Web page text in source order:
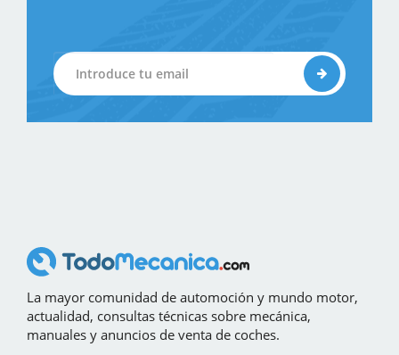
La mayor comunidad de automoción y mundo motor,
actualidad, consultas técnicas sobre mecánica,
manuales y anuncios de venta de coches.